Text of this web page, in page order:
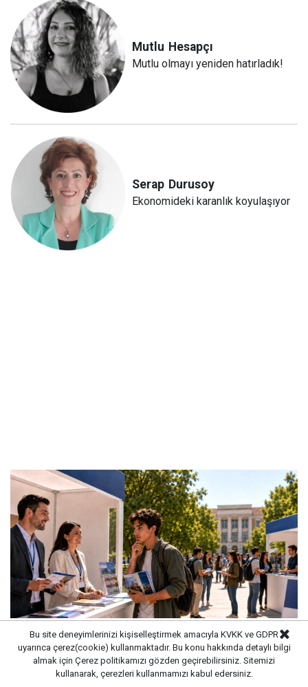
Mutlu Hesapçı
Mutlu olmayı yeniden hatırladık!
Serap Durusoy
Ekonomideki karanlık koyulaşıyor
Üniversite tercihi mi, üniversite pazarı mı?
Bu site deneyimlerinizi kişiselleştirmek amacıyla KVKK ve GDPR
uyarınca çerez(cookie) kullanmaktadır. Bu konu hakkında detaylı bilgi
almak için Çerez politikamızı gözden geçirebilirsiniz. Sitemizi
kullanarak, çerezleri kullanmamızı kabul edersiniz.